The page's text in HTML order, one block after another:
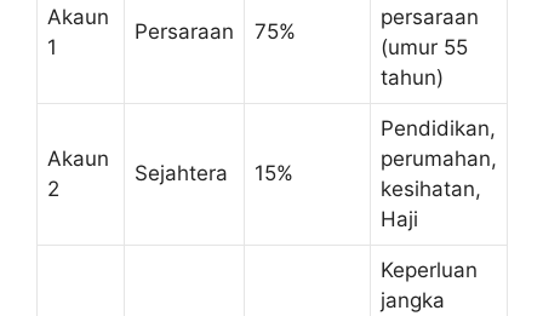
Akaun
1
Persaraan 75%
persaraan
(umur 55
tahun)
Akaun
2
Sejahtera 15%
Pendidikan,
perumahan,
kesihatan,
Haji
Keperluan
jangka